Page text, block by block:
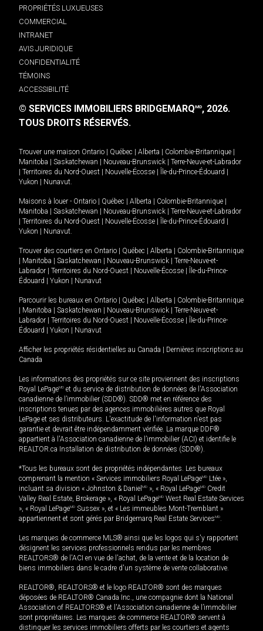
PROPRIÉTÉS LUXUEUSES
COMMERCIAL
INTRANET
AVIS JURIDIQUE
CONFIDENTIALITÉ
TÉMOINS
ACCESSIBILITÉ
© SERVICES IMMOBILIERS BRIDGEMARQMD, 2026.
TOUS DROITS RÉSERVÉS.
Trouver une maison Ontario Québec Alberta Colombie-Britannique
Manitoba
Saskatchewan Nouveau-Brunswick
Terre-Neuve-et-Labrador
Territoires du Nord-Ouest Nouvelle-Écosse Île-du-Prince-Édouard
Yukon
Nunavut.
Maisons à louer - Ontario Québec Alberta Colombie-Britannique
Manitoba
Saskatchewan Nouveau-Brunswick
Terre-Neuve-et-Labrador
Territoires du Nord-Ouest Nouvelle-Écosse Île-du-Prince-Édouard
Yukon
Nunavut.
Trouver des courtiers en Ontario Québec Alberta
Colombie-Britannique
Manitoba Saskatchewan Nouveau-Brunswick
Terre-Neuve-et-
Labrador
Territoires du Nord-Ouest Nouvelle-Écosse
Île-du-Prince-
Édouard
Yukon Nunavut
Parcourir les bureaux en Ontario Québec Alberta
Colombie-Britannique
Manitoba Saskatchewan Nouveau-Brunswick
Terre-Neuve-et-
Labrador
Territoires du Nord-Ouest Nouvelle-Écosse
Île-du-Prince-
Édouard
Yukon Nunavut
Afficher les propriétés résidentielles au Canada
Dernières inscriptions au
Canada
Les informations des propriétés sur ce site proviennent des inscriptions
Royal LePageMD et du service de distribution de données de l'Association
canadienne de l’immobilier (SDD®). SDD® met en référence des
inscriptions tenues par des agences immobilières autres que Royal
LePage et ses distributeurs. L'exactitude de l'information n'est pas
garantie et devrait être indépendamment vérifiée. La marque DDF®
appartient à l'Association canadienne de l’immobilier (ACI) et identifie le
REALTOR.ca Installation de distribution de données (SDD®).
*Tous les bureaux sont des propriétés indépendantes. Les bureaux
comprenant la mention « Services immobiliers Royal LePageMD Ltée »,
incluant sa division « Johnston & Daniel MD », « Royal LePageMD Credit
Valley Real Estate, Brokerage », « Royal LePageMD West Real Estate Services
», « Royal LePageMD Sussex », et « Les immeubles Mont-Tremblant »
appartiennent et sont gérés par Bridgemarq Real Estate ServicesMD.
Les marques de commerce MLS® ainsi que les logos qui s'y rapportent
désignent les services professionnels rendus par les membres
REALTORS® de l'ACI en vue de l'achat, de la vente et de la location de
biens immobiliers dans le cadre d'un système de vente collaborative.
REALTOR®, REALTORS® et le logo REALTOR® sont des marques
déposées de REALTOR® Canada Inc., une compagnie dont la National
Association of REALTORS® et l'Association canadienne de l’immobilier
sont propriétaires. Les marques de commerce REALTOR® servent à
distinguer les services immobiliers offerts par les courtiers et agents